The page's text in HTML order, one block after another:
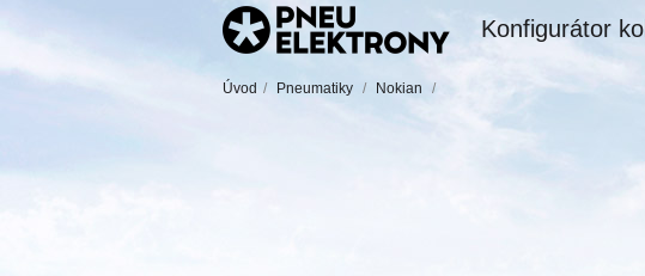
Konfigurátor kol
Úvod / Pneumatiky / Nokian /